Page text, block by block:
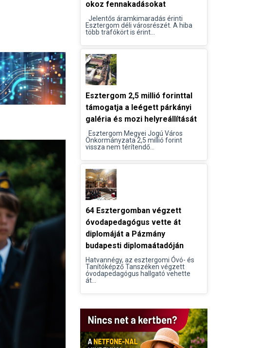
okoz fennakadásokat
Jelentős áramkimaradás érinti
Esztergom déli városrészét. A hiba
több trafókört is érint...
Esztergom 2,5 millió forinttal
támogatja a leégett párkányi
galéria és mozi helyreállítását
Esztergom Megyei Jogú Város
Önkormányzata 2,5 millió forint
vissza nem térítendő...
64 Esztergomban végzett
óvodapedagógus vette át
diplomáját a Pázmány
budapesti diplomaátadóján
Hatvannégy, az esztergomi Óvó- és
Tanítóképző Tanszéken végzett
óvodapedagógus hallgató vehette
át...